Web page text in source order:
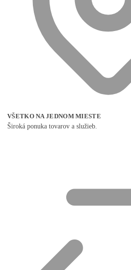
VŠETKO NA JEDNOM MIESTE
Široká ponuka tovarov a služieb.